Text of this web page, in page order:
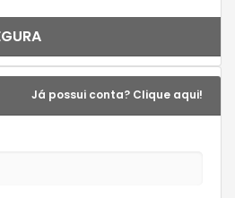
Já possui conta? Clique aqui!